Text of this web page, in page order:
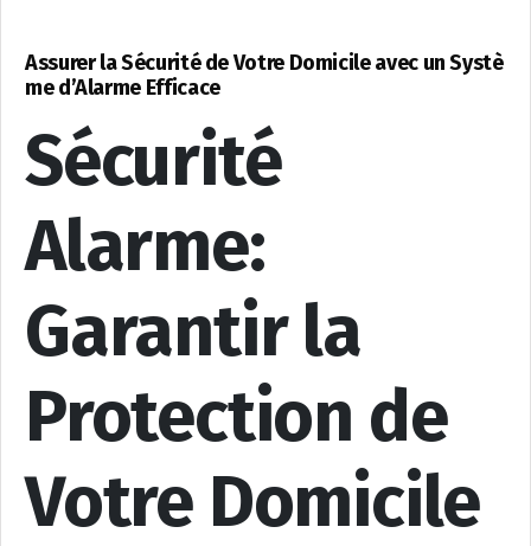
Assurer la Sécurité de Votre Domicile avec un Systè
me d’Alarme Efficace
Sécurité
Alarme:
Garantir la
Protection de
Votre Domicile